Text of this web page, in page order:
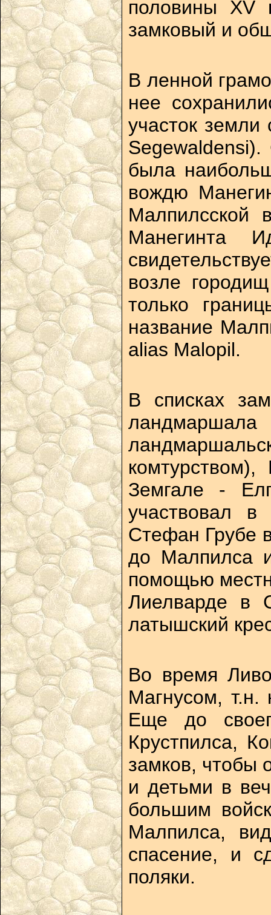
половины XV
замковый и
В ленной
нее
участок
была
вождю
Малпилсской
Манегинта
возле
только
название
alias Malopil.
В списках
Земгале -
участвовал в
Стефан Грубе
до Малпилса
помощью
Лиелварде в
латышский
Во время
Магнусом, т.н.
Еще до
Крустпилса,
замков, чтобы
и детьми в
большим
Малпилса,
спасение, и
поляки.